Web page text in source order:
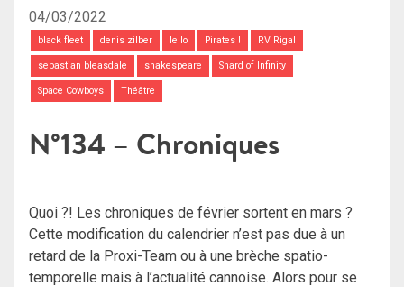
04/03/2022
black fleet denis zilber Iello Pirates ! RV Rigal
sebastian bleasdale shakespeare Shard of Infinity
Space Cowboys Théâtre
N°134 – Chroniques
Quoi ?! Les chroniques de février sortent en mars ?
Cette modification du calendrier n’est pas due à un
retard de la Proxi-Team ou à une brèche spatio-
temporelle mais à l’actualité cannoise. Alors pour se